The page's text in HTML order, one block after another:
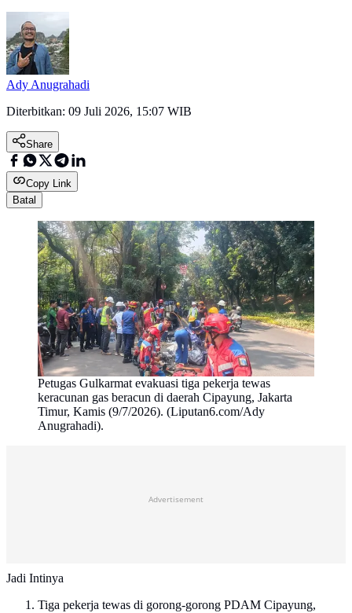
Ady Anugrahadi
Diterbitkan: 09 Juli 2026, 15:07 WIB
Share
Copy Link
Batal
Petugas Gulkarmat evakuasi tiga pekerja tewas
keracunan gas beracun di daerah Cipayung, Jakarta
Timur, Kamis (9/7/2026). (Liputan6.com/Ady
Anugrahadi).
Advertisement
Jadi Intinya
Tiga pekerja tewas di gorong-gorong PDAM Cipayung,